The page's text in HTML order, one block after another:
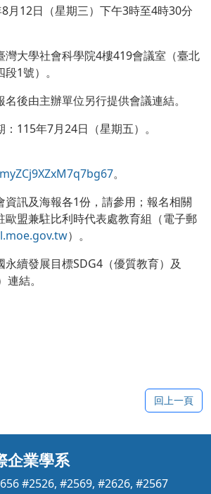
8月12日（星期三）下午3時至4時30分
灣大學社會科學院4樓419會議室（臺北
1號）。
名後由主辦單位另行提供會議連結。
：115年7月24日（星期五）。
。
資訊及海報各1份，請參用；報名相關
歐盟兼駐比利時代表處教育組（電子郵
）。
永續發展目標SDG4（優質教育）及
結。
回上一頁
企業學系
#2526, #2569, #2626, #2567